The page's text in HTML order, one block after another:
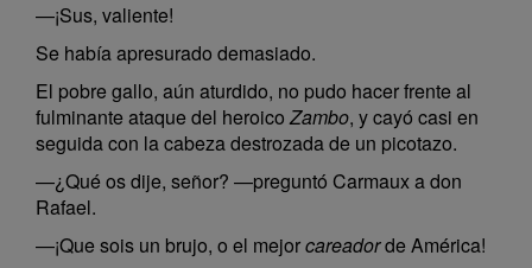
—¡Sus, valiente!
Se había apresurado demasiado.
El pobre gallo, aún aturdido, no pudo hacer frente al
fulminante ataque del heroicoZambo, y cayó casi en
seguida con la cabeza destrozada de un picotazo.
—¿Qué os dije, señor? —preguntó Carmaux a don
Rafael.
—¡Que sois un brujo, o el mejorcareadorde América!